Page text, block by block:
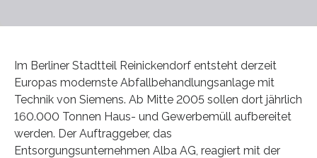
Im Berliner Stadtteil Reinickendorf entsteht derzeit
Europas modernste Abfallbehandlungsanlage mit
Technik von Siemens. Ab Mitte 2005 sollen dort jährlich
160.000 Tonnen Haus- und Gewerbemüll aufbereitet
werden. Der Auftraggeber, das
Entsorgungsunternehmen Alba AG, reagiert mit der